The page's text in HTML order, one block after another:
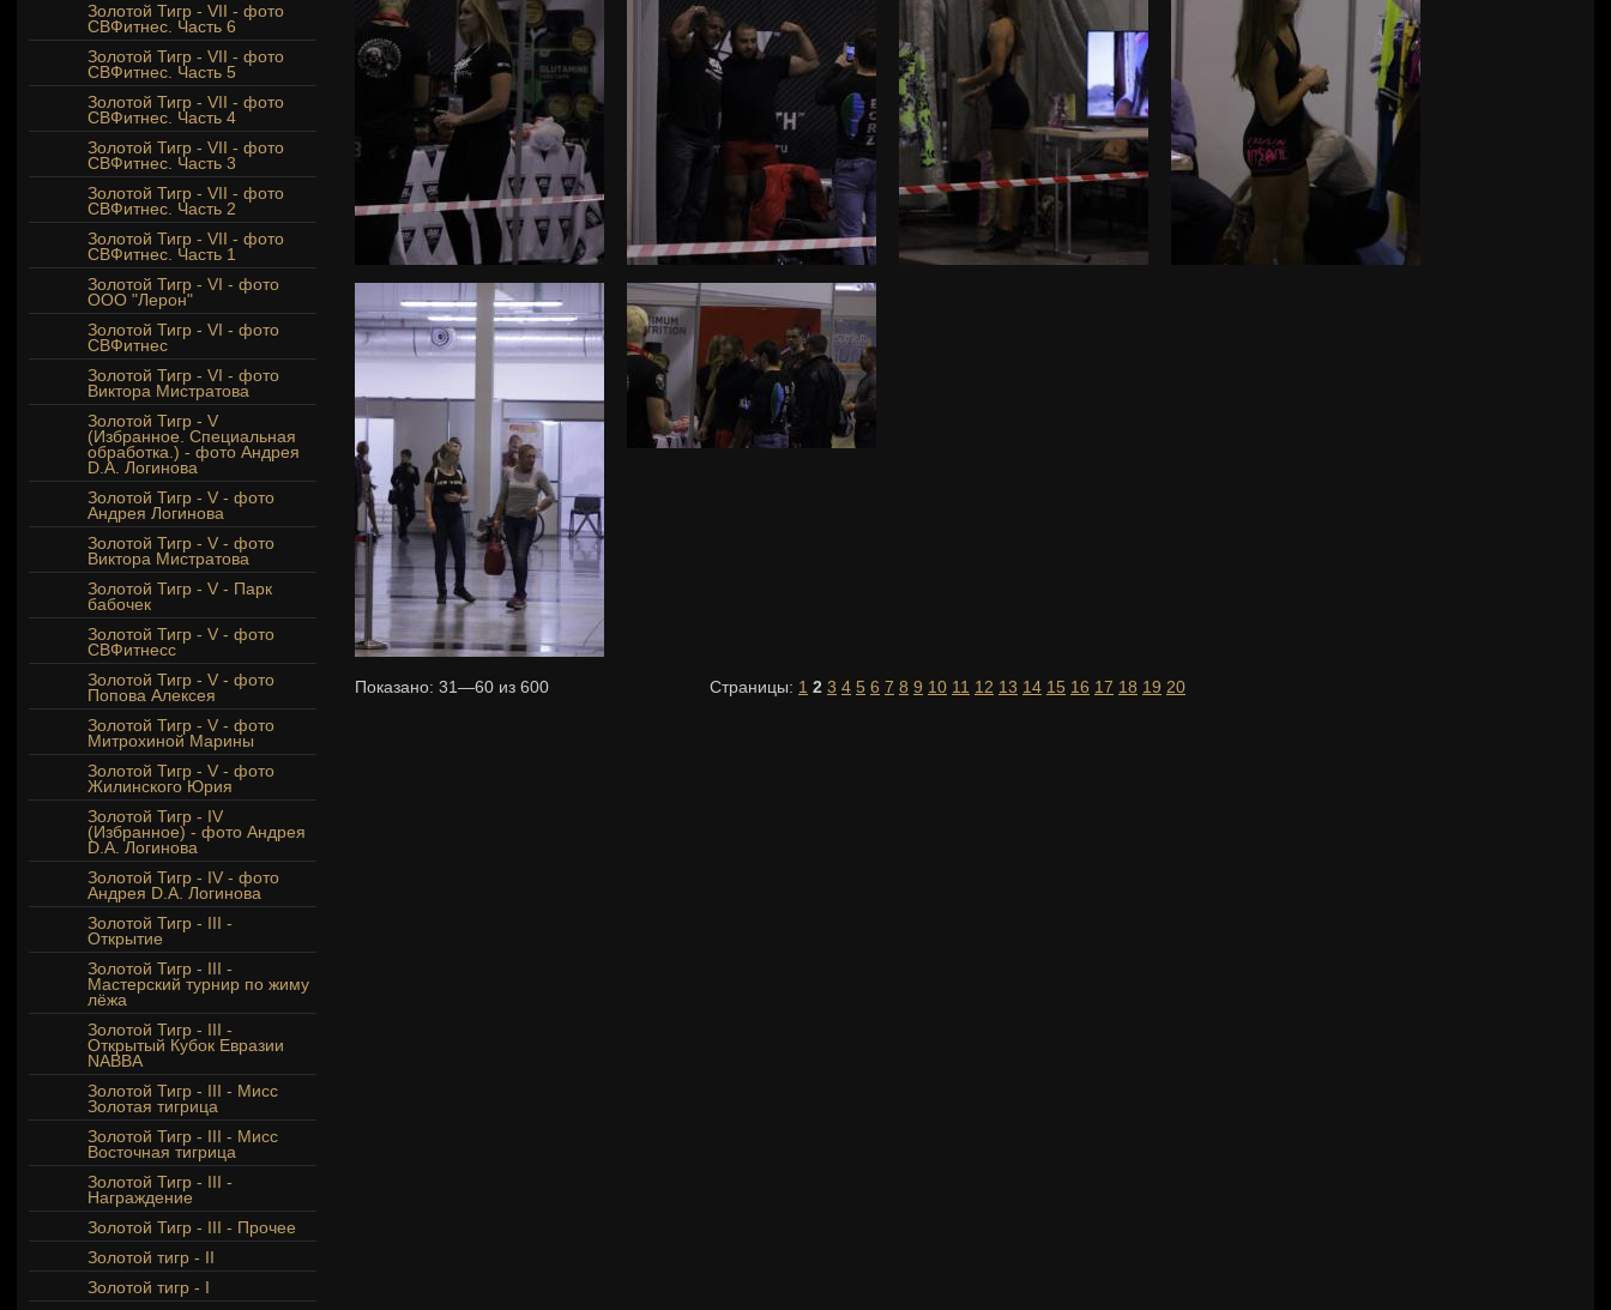
Золотой Тигр - VII - фото
СВФитнес. Часть 6
Золотой Тигр - VII - фото
СВФитнес. Часть 5
Золотой Тигр - VII - фото
СВФитнес. Часть 4
Золотой Тигр - VII - фото
СВФитнес. Часть 3
Золотой Тигр - VII - фото
СВФитнес. Часть 2
Золотой Тигр - VII - фото
СВФитнес. Часть 1
Золотой Тигр - VI - фото
ООО "Лерон"
Золотой Тигр - VI - фото
СВФитнес
Золотой Тигр - VI - фото
Виктора Мистратова
Золотой Тигр - V
(Избранное. Специальная
обработка.) - фото Андрея
D.A. Логинова
Золотой Тигр - V - фото
Андрея Логинова
Золотой Тигр - V - фото
Виктора Мистратова
Золотой Тигр - V - Парк
бабочек
Золотой Тигр - V - фото
СВФитнесс
Золотой Тигр - V - фото
Попова Алексея
Золотой Тигр - V - фото
Митрохиной Марины
Золотой Тигр - V - фото
Жилинского Юрия
Золотой Тигр - IV
(Избранное) - фото Андрея
D.A. Логинова
Золотой Тигр - IV - фото
Андрея D.A. Логинова
Золотой Тигр - III -
Открытие
Золотой Тигр - III -
Мастерский турнир по жиму
лёжа
Золотой Тигр - III -
Открытый Кубок Евразии
NABBA
Золотой Тигр - III - Мисс
Золотая тигрица
Золотой Тигр - III - Мисс
Восточная тигрица
Золотой Тигр - III -
Награждение
Золотой Тигр - III - Прочее
Золотой тигр - II
Золотой тигр - I
Показано: 31—60 из 600 Страницы: 1 2 3 4 5 6 7 8 9 10 11 12 13 14 15 16 17 18 19 20